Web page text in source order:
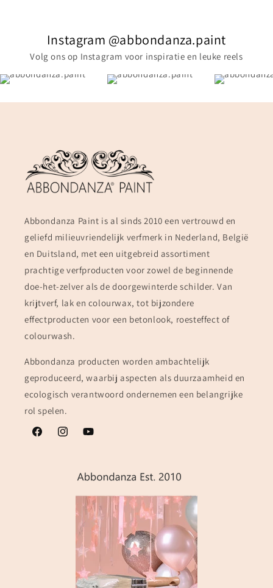
Instagram @abbondanza.paint
Volg ons op Instagram voor inspiratie en leuke reels
Abbondanza Paint is al sinds 2010 een vertrouwd en
geliefd milieuvriendelijk verfmerk in Nederland, België
en Duitsland, met een uitgebreid assortiment
prachtige verfproducten voor zowel de beginnende
doe-het-zelver als de doorgewinterde schilder. Van
krijtverf, lak en colourwax, tot bijzondere
effectproducten voor een betonlook, roesteffect of
colourwash.
Abbondanza producten worden ambachtelijk
geproduceerd, waarbij aspecten als duurzaamheid en
ecologisch verantwoord ondernemen een belangrijke
rol spelen.
FacebookInstagramYouTube